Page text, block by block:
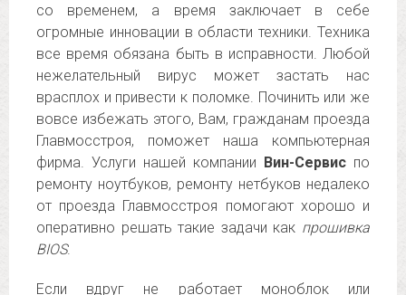
со временем, а время заключает в себе
огромные инновации в области техники. Техника
все время обязана быть в исправности. Любой
нежелательный вирус может застать нас
врасплох и привести к поломке. Починить или же
вовсе избежать этого, Вам, гражданам проезда
Главмосстроя, поможет наша компьютерная
фирма. Услуги нашей компании Вин-Сервис по
ремонту ноутбуков, ремонту нетбуков недалеко
от проезда Главмосстроя помогают хорошо и
оперативно решать такие задачи как прошивка
BIOS.
Если вдруг не работает моноблок или